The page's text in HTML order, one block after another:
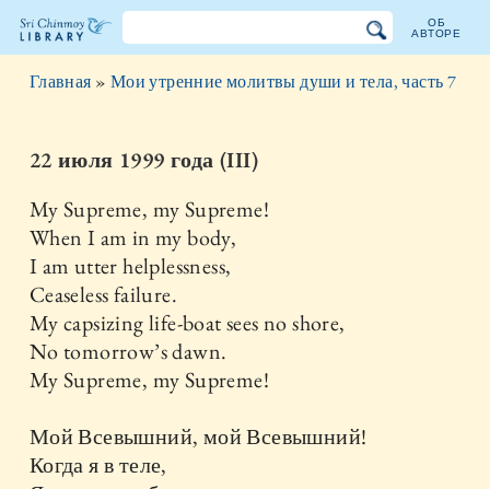
Библиотека
Чинмоя
ОБ
АВТОРЕ
Главная » Мои утренние молитвы души и тела, часть 7
22 июля 1999 года (III)
My Supreme, my Supreme!
When I am in my body,
I am utter helplessness,
Ceaseless failure.
My capsizing life-boat sees no shore,
No tomorrow’s dawn.
My Supreme, my Supreme!
Мой Всевышний, мой Всевышний!
Когда я в теле,